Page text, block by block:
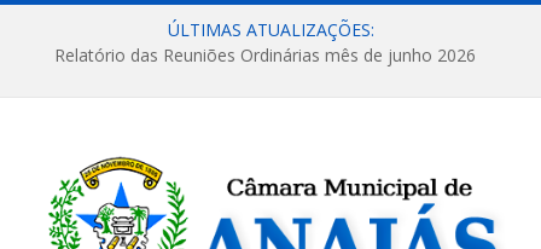
ÚLTIMAS ATUALIZAÇÕES:
Relatório das Reuniões Ordinárias mês de junho 2026